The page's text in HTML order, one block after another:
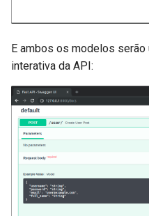
E ambos os modelos
interativa da API: